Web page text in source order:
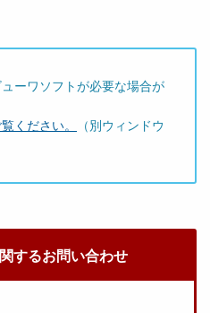
ーワソフトが必要な場合が
ください。
（別ウィンドウ
するお問い合わせ